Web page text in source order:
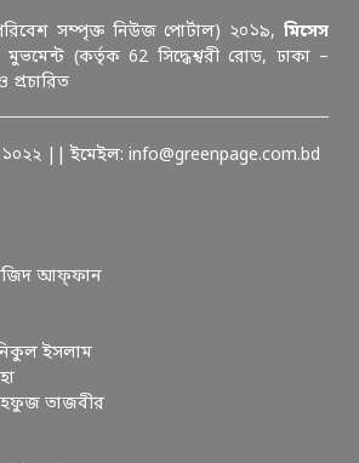
সম্পৃক্ত নিউজ পোর্টাল) ২০১৯, মিসেস
মুভমেন্ট (কর্তৃক 62 সিদ্ধেশ্বরী রোড, ঢাকা –
প্রচারিত
|| ইমেইল: info@greenpage.com.bd
আফ্ফান
ইসলাম
তাজবীর